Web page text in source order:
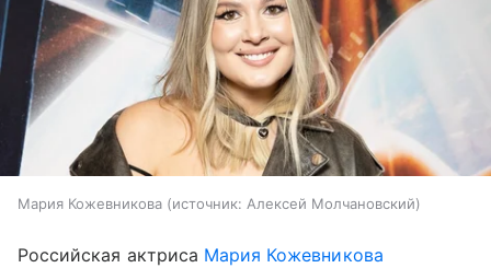
Мария Кожевникова источник: Алексей Молчановский
Российская актриса Мария Кожевникова